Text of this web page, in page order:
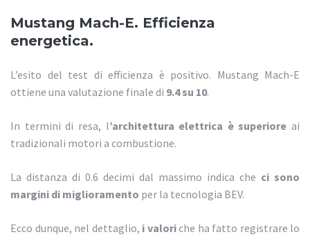
Mustang Mach-E. Efficienza
energetica.
L’esito del test di efficienza è positivo. Mustang Mach-E
ottiene una valutazione finale di 9.4 su 10.
In termini di resa, l’architettura elettrica è superiore ai
tradizionali motori a combustione.
La distanza di 0.6 decimi dal massimo indica che ci sono
margini di miglioramento per la tecnologia BEV.
Ecco dunque, nel dettaglio, i valoriche ha fatto registrare lo